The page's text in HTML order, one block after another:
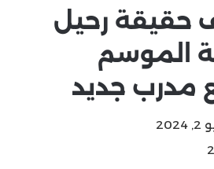
حقيقة رحيل
الموسم
مدرب جديد